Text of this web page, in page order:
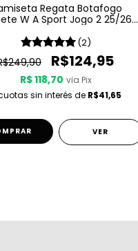
Regata Botafogo
W A Sport Jogo 2 25/26 -
(2)
R$124,95
R$ 118,70 via Pix
sin interés de R$41,65
VER